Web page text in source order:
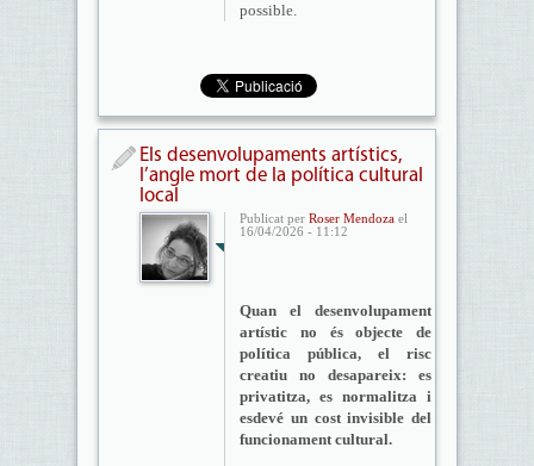
possible.
Els desenvolupaments artístics,
l’angle mort de la política cultural
local
Publicat per Roser Mendozael
16/04/2026 - 11:12
Quan el desenvolupament
artístic no és objecte de
política pública, el risc
creatiu no desapareix: es
privatitza, es normalitza i
esdevé un cost invisible del
funcionament cultural.